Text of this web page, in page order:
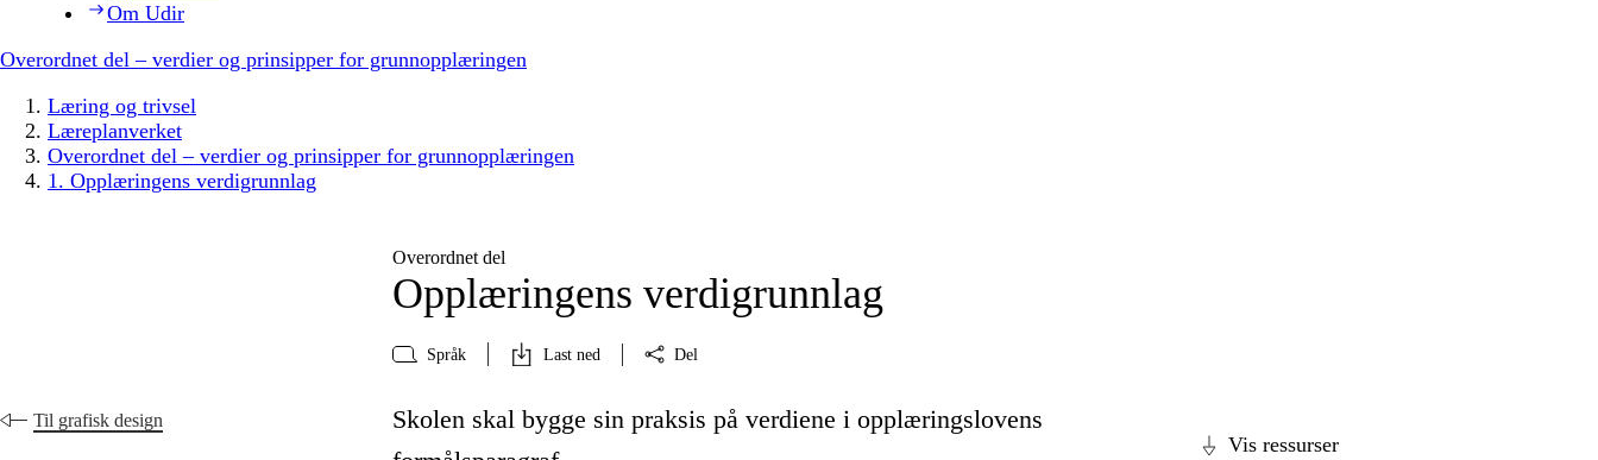
Om Udir
Overordnet del – verdier og prinsipper for grunnopplæringen
Læring og trivsel
Læreplanverket
Overordnet del – verdier og prinsipper for grunnopplæringen
1. Opplæringens verdigrunnlag
Overordnet del
Opplæringens verdigrunnlag
Språk Last ned Del
Til grafisk design
Vis ressurser
Skolen skal bygge sin praksis på verdiene i opplæringslovens